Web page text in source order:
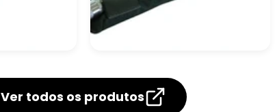
Autônomo De
Respiração
Ver todos os produtos